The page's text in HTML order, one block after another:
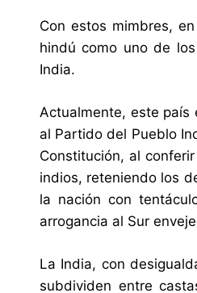
Con estos mimbres,
hindú como uno de
India.
Actualmente, este país
al Partido del Pueblo
Constitución, al
indios, reteniendo los
la nación con
arrogancia al Sur
La India, con
subdividen entre